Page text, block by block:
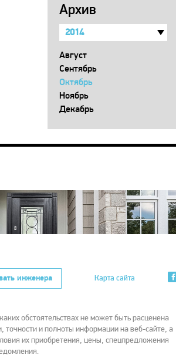
Архив
2014
Август
Сентябрь
Октябрь
Ноябрь
Декабрь
инженера Карта сайта
обстоятельствах не может быть расценена
точности и полноты информации на веб-сайте, а
их приобретения, цены, спецпредложения